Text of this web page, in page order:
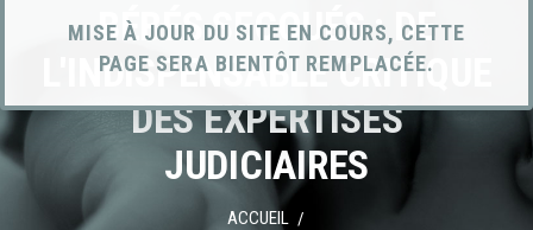
MISE À JOUR DU SITE EN COURS, CETTE
PAGE SERA BIENTÔT REMPLACÉE.
BÉBÉS SECOUÉS : DE
L'INDISPENSABLE CRITIQUE
DES EXPERTISES
JUDICIAIRES
ACCUEIL